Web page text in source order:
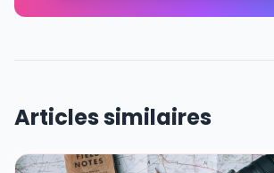
Articles similaires